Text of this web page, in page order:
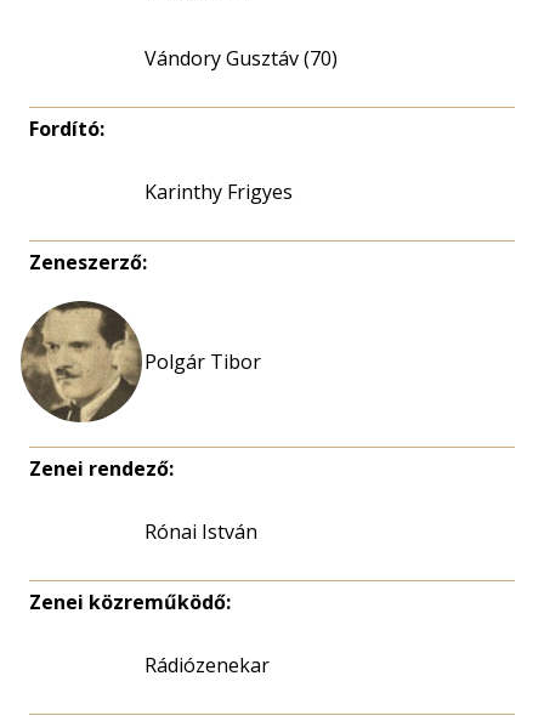
Vándory Gusztáv (70)
Fordító:
Karinthy Frigyes
Zeneszerző:
Polgár Tibor
Zenei rendező:
Rónai István
Zenei közreműködő:
Rádiózenekar